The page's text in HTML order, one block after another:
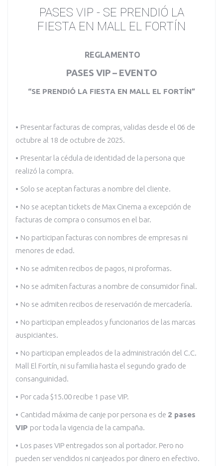
PASES VIP - SE PRENDIÓ LA
FIESTA EN MALL EL FORTÍN
REGLAMENTO
PASES VIP – EVENTO
“SE PRENDIÓ LA FIESTA EN MALL EL FORTÍN”
• Presentar facturas de compras, validas desde el 06 de
octubre al 18 de octubre de 2025.
• Presentar la cédula de identidad de la persona que
realizó la compra.
• Solo se aceptan facturas a nombre del cliente.
• No se aceptan tickets de Max Cinema a excepción de
facturas de compra o consumos en el bar.
• No participan facturas con nombres de empresas ni
menores de edad.
• No se admiten recibos de pagos, ni proformas.
• No se admiten facturas a nombre de consumidor final.
• No se admiten recibos de reservación de mercadería.
• No participan empleados y funcionarios de las marcas
auspiciantes.
• No participan empleados de la administración del C.C.
Mall El Fortín, ni su familia hasta el segundo grado de
consanguinidad.
• Por cada $15.00 recibe 1 pase VIP.
• Cantidad máxima de canje por persona es de 2 pases
VIP por toda la vigencia de la campaña.
• Los pases VIP entregados son al portador. Pero no
pueden ser vendidos ni canjeados por dinero en efectivo.